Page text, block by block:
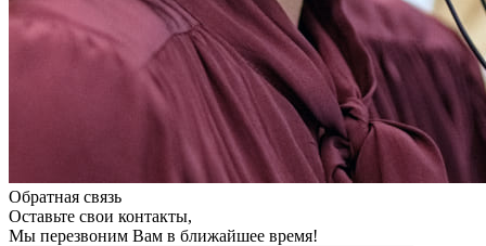
Обратная связь
Оставьте свои контакты,
Мы перезвоним Вам в ближайшее время!